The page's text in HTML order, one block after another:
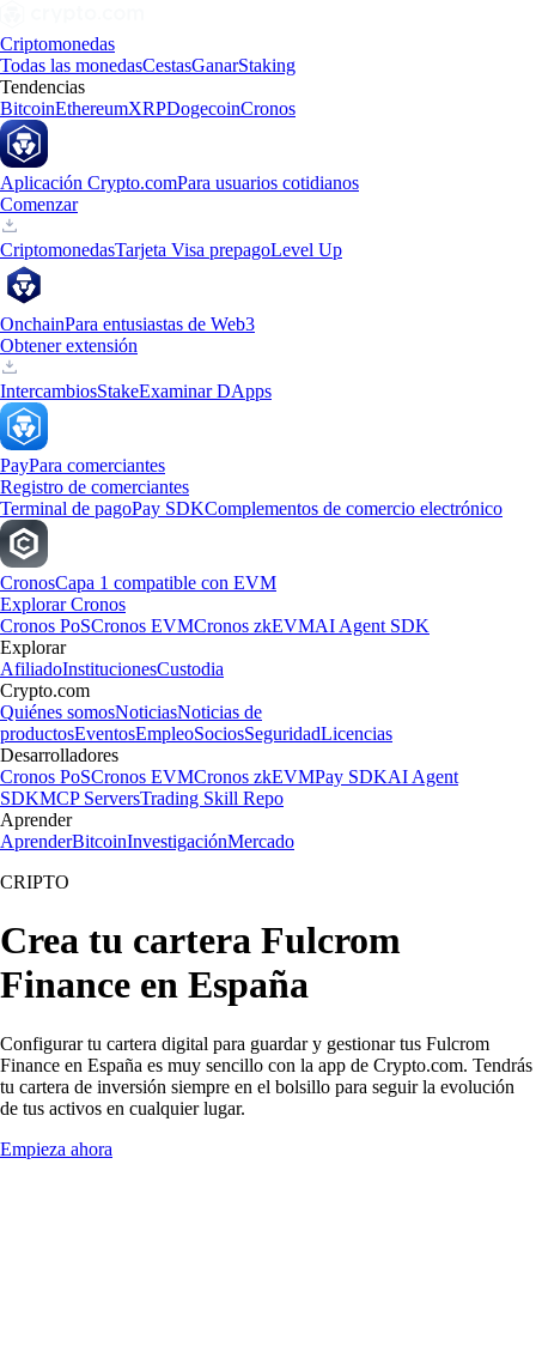
Criptomonedas
Todas las monedasCestasGanarStaking
Tendencias
BitcoinEthereumXRPDogecoinCronos
Aplicación Crypto.comPara usuarios cotidianos
Comenzar
CriptomonedasTarjeta Visa prepagoLevel Up
OnchainPara entusiastas de Web3
Obtener extensión
IntercambiosStakeExaminar DApps
PayPara comerciantes
Registro de comerciantes
Terminal de pagoPay SDKComplementos de comercio electrónico
CronosCapa 1 compatible con EVM
Explorar Cronos
Cronos PoSCronos EVMCronos zkEVMAI Agent SDK
Explorar
AfiliadoInstitucionesCustodia
Crypto.com
Quiénes somosNoticiasNoticias de
productosEventosEmpleoSociosSeguridadLicencias
Desarrolladores
Cronos PoSCronos EVMCronos zkEVMPay SDKAI Agent
SDKMCP ServersTrading Skill Repo
Aprender
AprenderBitcoinInvestigaciónMercado
CRIPTO
Crea tu cartera Fulcrom
Finance en España
Configurar tu cartera digital para guardar y gestionar tus Fulcrom
Finance en España es muy sencillo con la app de Crypto.com. Tendrás
tu cartera de inversión siempre en el bolsillo para seguir la evolución
de tus activos en cualquier lugar.
Empieza ahora